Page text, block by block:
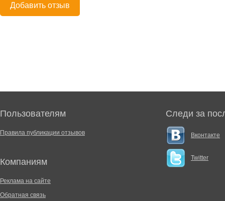
Добавить отзыв
Пользователям
Правила публикации отзывов
Компаниям
Реклама на сайте
Обратная связь
Следи за
Вконтакте
Twitter